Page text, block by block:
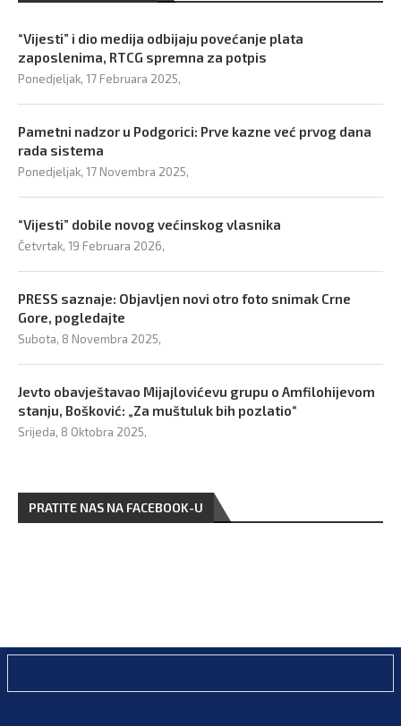
“Vijesti” i dio medija odbijaju povećanje plata
zaposlenima, RTCG spremna za potpis
Ponedjeljak, 17 Februara 2025,
Pametni nadzor u Podgorici: Prve kazne već prvog dana
rada sistema
Ponedjeljak, 17 Novembra 2025,
“Vijesti” dobile novog većinskog vlasnika
Četvrtak, 19 Februara 2026,
PRESS saznaje: Objavljen novi otro foto snimak Crne
Gore, pogledajte
Subota, 8 Novembra 2025,
Jevto obavještavao Mijajlovićevu grupu o Amfilohijevom
stanju, Bošković: „Za muštuluk bih pozlatio“
Srijeda, 8 Oktobra 2025,
PRATITE NAS NA FACEBOOK-U